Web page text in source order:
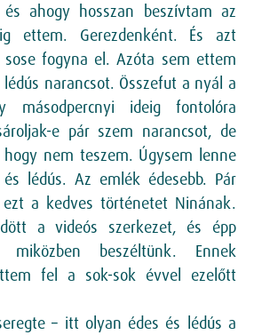
ahogy hosszan beszívtam az
ettem. Gerezdenként. És azt
fogyna el. Azóta sem ettem
narancsot. Összefut a nyál a
másodpercnyi ideig fontolóra
e pár szem narancsot, de
nem teszem. Úgysem lenne
lédús. Az emlék édesebb. Pár
a kedves történetet Ninának.
a videós szerkezet, és épp
miközben beszéltünk. Ennek
fel a sok-sok évvel ezelőtt
– itt olyan édes és lédús a